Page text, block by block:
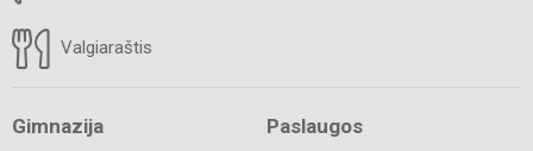
Valgiaraštis
Gimnazija Paslaugos